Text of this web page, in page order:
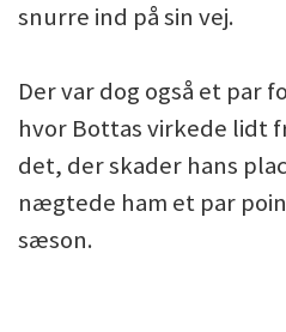
snurre ind på sin vej.
Der var dog også et par
hvor Bottas virkede lidt
det, der skader hans
nægtede ham et par
sæson.